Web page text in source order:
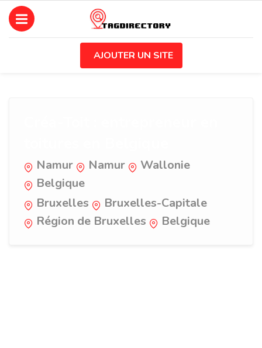
AJOUTER UN SITE
Namur Namur
Wallonie
Belgique
Bruxelles
Bruxelles-Capitale
Région de Bruxelles
Belgique